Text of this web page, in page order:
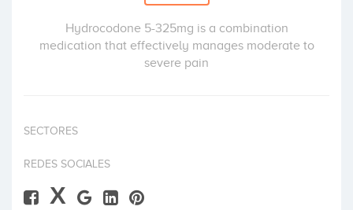
Hydrocodone 5-325mg is a combination
medication that effectively manages moderate to
severe pain
SECTORES
REDES SOCIALES
X